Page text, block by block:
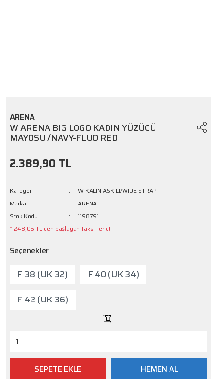
ARENA
W ARENA BIG LOGO KADIN YÜZÜCÜ
MAYOSU /NAVY-FLUO RED
2.389,90 TL
Kategori
W KALIN ASKILI/WIDE STRAP
Marka
ARENA
Stok Kodu
1198791
* 248,05 TL den başlayan taksitlerle!!
Seçenekler
F 38 (UK 32)
F 40 (UK 34)
F 42 (UK 36)
SEPETE EKLE HEMEN AL